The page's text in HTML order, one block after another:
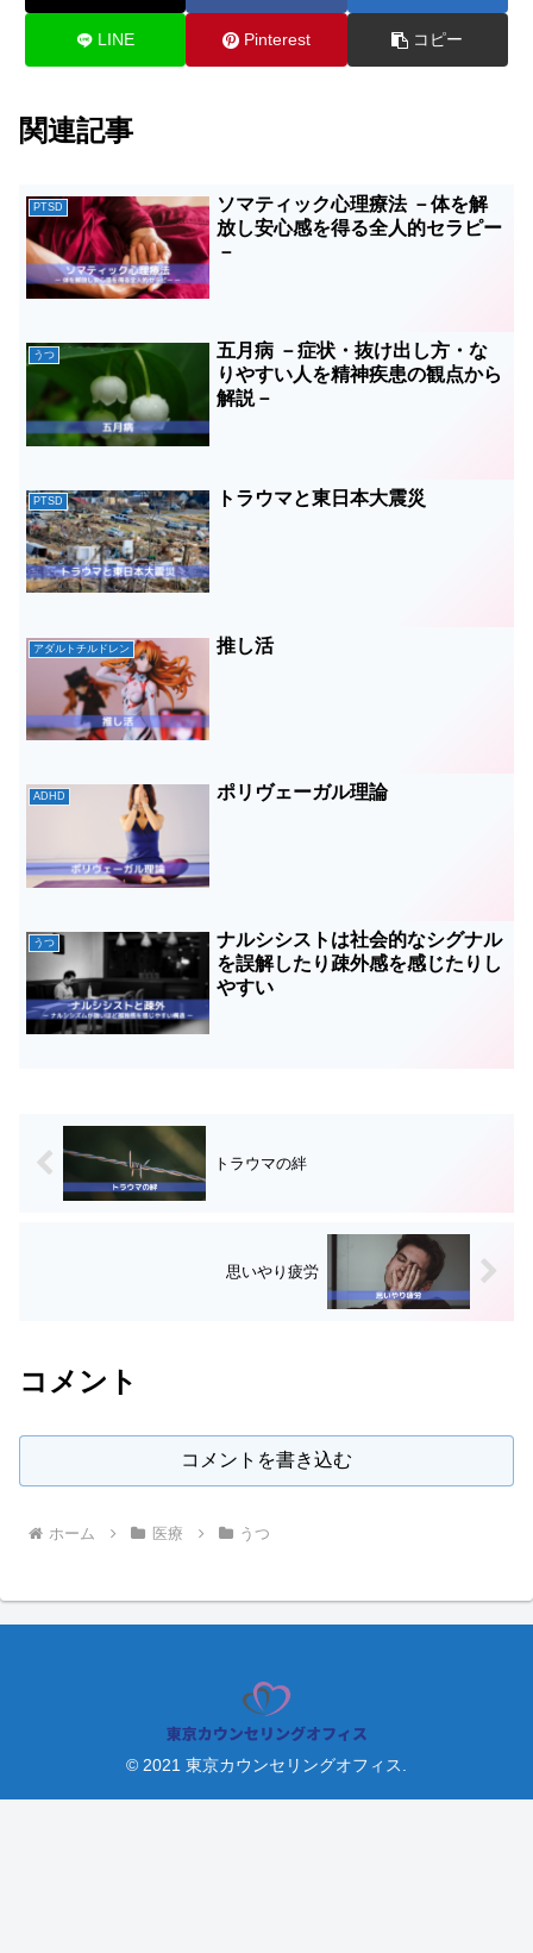
LINE Pinterest コピー
関連記事
PTSD
ソマティック心理療法 －体を解
放し安心感を得る全人的セラピー
－
うつ
五月病 －症状・抜け出し方・な
りやすい人を精神疾患の観点から
解説－
PTSD トラウマと東日本大震災
アダルトチルドレン 推し活
ADHD ポリヴェーガル理論
うつ
ナルシシストは社会的なシグナル
を誤解したり疎外感を感じたりし
やすい
トラウマの絆
思いやり疲労
コメント
コメントを書き込む
ホーム 医療 うつ
© 2021 東京カウンセリングオフィス.